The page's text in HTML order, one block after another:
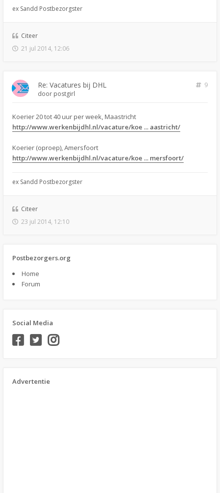
ex Sandd Postbezorgster
Citeer
21 jul 2014, 12:06
Re: Vacatures bij DHL
9
door postgirl
Koerier 20 tot 40 uur per week, Maastricht
http://www.werkenbijdhl.nl/vacature/koe ... aastricht/
Koerier (oproep), Amersfoort
http://www.werkenbijdhl.nl/vacature/koe ... mersfoort/
ex Sandd Postbezorgster
Citeer
23 jul 2014, 12:10
Postbezorgers.org
Home
Forum
Social Media
Advertentie